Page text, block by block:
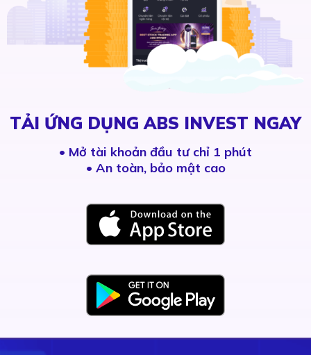
TẢI ỨNG DỤNG ABS INVEST NGAY
• Mở tài khoản đầu tư chỉ 1 phút
• An toàn, bảo mật cao